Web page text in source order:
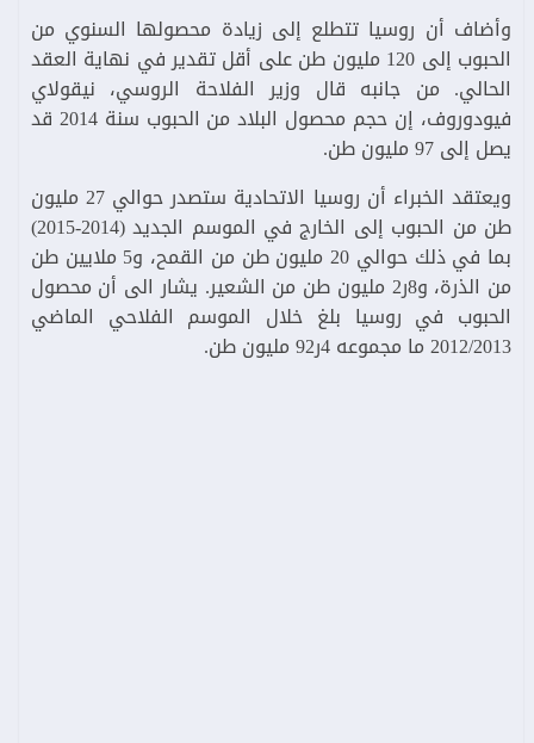
وأضاف أن روسيا تتطلع إلى زيادة محصولها السنوي من
الحبوب إلى 120 مليون طن على أقل تقدير في نهاية العقد
الحالي. من جانبه قال وزير الفلاحة الروسي، نيقولاي
فيودوروف، إن حجم محصول البلاد من الحبوب سنة 2014 قد
يصل إلى 97 مليون طن.
ويعتقد الخبراء أن روسيا الاتحادية ستصدر حوالي 27 مليون
طن من الحبوب إلى الخارج في الموسم الجديد (2014-2015)
بما في ذلك حوالي 20 مليون طن من القمح، و5 ملايين طن
من الذرة، و8ر2 مليون طن من الشعير. يشار الى أن محصول
الحبوب في روسيا بلغ خلال الموسم الفلاحي الماضي
2012/2013 ما مجموعه 4ر92 مليون طن.